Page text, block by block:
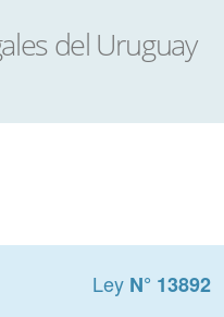
Ley N° 13892